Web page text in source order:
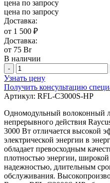
цена по запросу
цена по запросу
Доставка:
от 1 500 ₽
Доставка:
от 75 Br
В наличии
-
Узнать цену
Получить консультацию
Артикул: RFL-C3000S-HP
Одномодульный волоконный
непрерывного действия
3000 Вт отличается высокой
электрической энергии в
обладает превосходным
плотностью энергии,
надежностью, длительным
обслуживания.